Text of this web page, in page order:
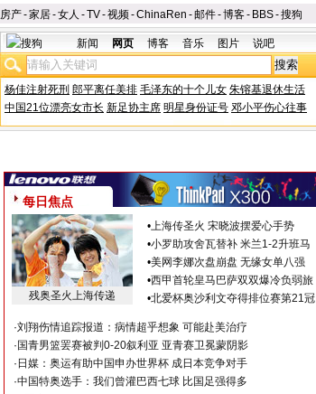
房产-家居-女人 -TV-视频-ChinaRen -邮件-博客- BBS-搜狗
新闻 网页 博客 音乐 图片 说吧
杨佳注射死刑 郎平离任美排 毛泽东的十个儿女 朱镕基退休生活
中国21位漂亮女市长 新足协主席 明星身份证号 邓小平伤心往事
每日焦点
残奥圣火上海传递
•上海传圣火 宋晓波摆爱心手势
•小罗助攻舍瓦替补 米兰1-2升班马
•美网李娜次盘崩盘 无缘女单八强
•西甲首轮皇马巴萨双双爆冷负弱旅
•北爱杯奥沙利文夺得排位赛第21冠
·刘翔伤情追踪报道：病情超乎想象 可能赴美治疗
· 国青男篮罢赛被判0-20叙利亚 亚青赛卫冕蒙阴影
· 日媒：奥运有助中国申办世界杯 成日本竞争对手
·中国特奥选手：我们曾灌巴西七球 比国足强得多